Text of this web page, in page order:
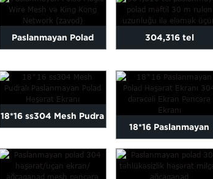
dalğa şəbəkəsi...
Paslanmayan Polad
Kong N...
304,316 tel
hörgü 30m...
18*16 ss304 Mesh Pudra
Polad ...
18*16 Paslanmayan
Polad Həşərat Ekranı
dərəcəli S...